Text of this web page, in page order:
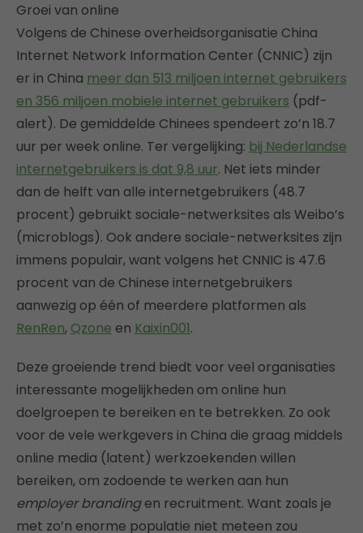
Groei van online
Volgens de Chinese overheidsorganisatie China
Internet Network Information Center (CNNIC) zijn
er in China meer dan 513 miljoen internet gebruikers
en 356 miljoen mobiele internet gebruikers (pdf-
alert). De gemiddelde Chinees spendeert zo’n 18.7
uur per week online. Ter vergelijking: bij Nederlandse
internetgebruikers is dat 9,8 uur. Net iets minder
dan de helft van alle internetgebruikers (48.7
procent) gebruikt sociale-netwerksites als Weibo’s
(microblogs). Ook andere sociale-netwerksites zijn
immens populair, want volgens het CNNIC is 47.6
procent van de Chinese internetgebruikers
aanwezig op één of meerdere platformen als
RenRen, Qzone en Kaixin001.
Deze groeiende trend biedt voor veel organisaties
interessante mogelijkheden om online hun
doelgroepen te bereiken en te betrekken. Zo ook
voor de vele werkgevers in China die graag middels
online media (latent) werkzoekenden willen
bereiken, om zodoende te werken aan hun
employer brandingen recruitment. Want zoals je
met zo’n enorme populatie niet meteen zou